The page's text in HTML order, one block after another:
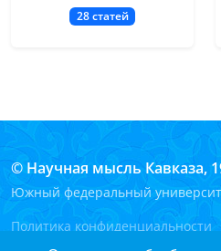
28 статей
© Научная мысль Кавказа,
Южный федеральный
Политика конфиденциальности
Согласие на обработку